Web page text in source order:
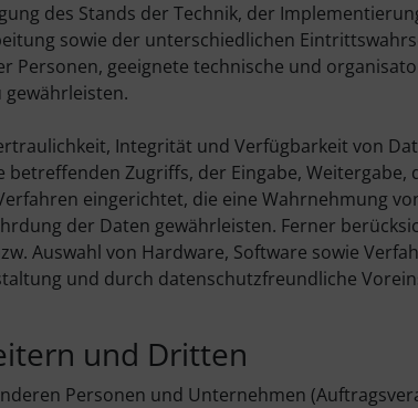
des Stands der Technik, der
sowie der unterschiedlichen
Personen, geeignete technische und
gewährleisten.
Integrität und Verfügbarkeit von
Zugriffs, der Eingabe, Weitergabe,
eingerichtet, die eine Wahrnehmung
der Daten gewährleisten. Ferner
Auswahl von Hardware, Software sowie
und durch datenschutzfreundliche
und Dritten
Personen und Unternehmen